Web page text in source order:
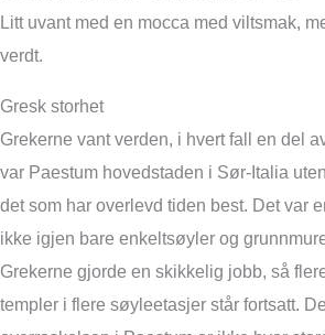
Litt uvant med en mocca med viltsmak,
verdt.
Gresk storhet
Grekerne vant verden, i hvert fall en del
var Paestum hovedstaden i Sør-Italia
det som har overlevd tiden best. Det var
ikke igjen bare enkeltsøyler og
Grekerne gjorde en skikkelig jobb, så
templer i flere søyleetasjer står fortsatt.